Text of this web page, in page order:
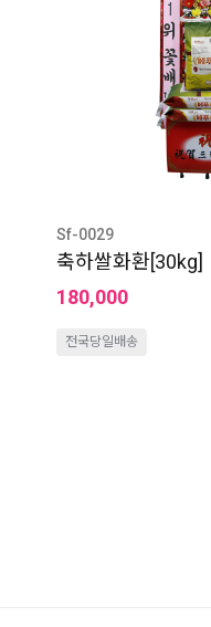
Sf-0029
축하쌀화환[30kg]
180,000
전국당일배송